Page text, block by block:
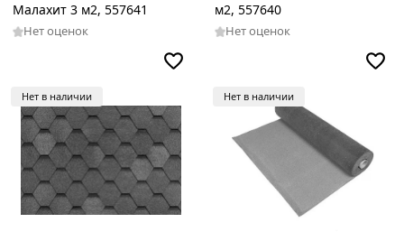
Малахит 3 м2, 557641
Нет оценок
м2, 557640
Нет оценок
Нет в наличии Нет в наличии